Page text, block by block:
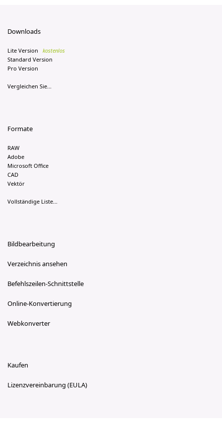
Downloads
Lite Version
kostenlos
Standard Version
Pro Version
Vergleichen Sie...
Formate
RAW
Adobe
Microsoft Office
CAD
Vektör
Vollständige Liste...
Bildbearbeitung
Verzeichnis ansehen
Befehlszeilen-Schnittstelle
Online-Konvertierung
Webkonverter
Kaufen
Lizenzvereinbarung (EULA)